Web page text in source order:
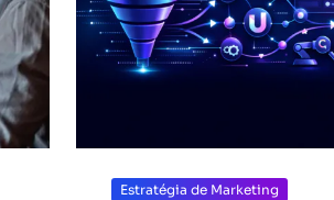
Estratégia de Marketing